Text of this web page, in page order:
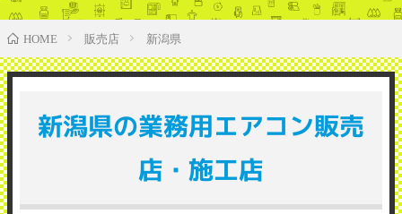
HOME 販売店 新潟県
新潟県の業務用エアコン販売
店・施工店